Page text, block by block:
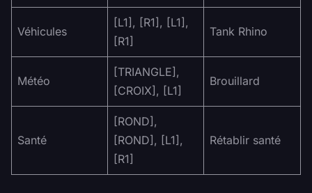
Véhicules
[L1], [R1], [L1],
[R1]
Tank Rhino
Météo
[TRIANGLE],
[CROIX], [L1]
Brouillard
Santé
[ROND],
[ROND], [L1],
[R1]
Rétablir santé